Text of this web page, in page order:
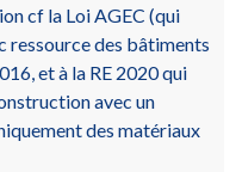
cf la Loi AGEC (qui
ressource des bâtiments
et à la RE 2020 qui
avec un
des matériaux